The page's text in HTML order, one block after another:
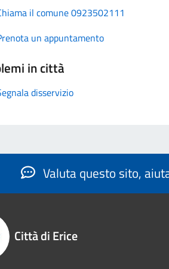
il comune 0923502111
un appuntamento
in città
disservizio
Valuta questo sito,
Città di Erice